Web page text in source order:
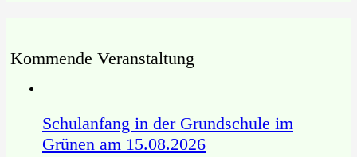
Kommende Veranstaltung
Schulanfang in der Grundschule im
Grünen am 15.08.2026